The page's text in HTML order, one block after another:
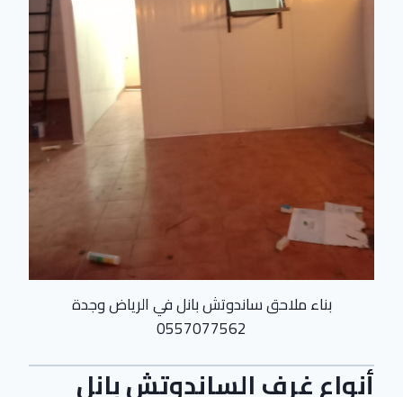
بناء ملاحق ساندوتش بانل في الرياض وجدة
0557077562
أنواع غرف الساندوتش بانل